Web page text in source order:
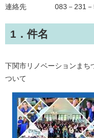
連絡先 083－231－
1．件名
下関市リノベーションまち
ついて